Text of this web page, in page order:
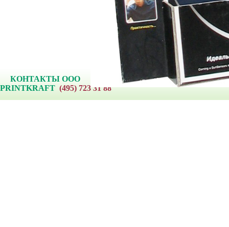
КОНТАКТЫ ООО
PRINTKRAFT (495) 723 31 88
©